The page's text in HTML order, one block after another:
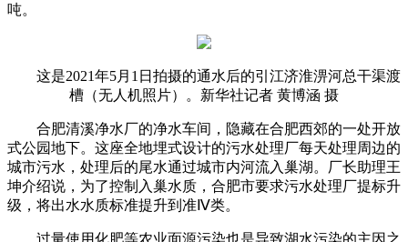
吨。
这是2021年5月1日拍摄的通水后的引江济淮淠河总干渠渡
槽（无人机照片）。新华社记者 黄博涵 摄
合肥清溪净水厂的净水车间，隐藏在合肥西郊的一处开放
式公园地下。这座全地埋式设计的污水处理厂每天处理周边的
城市污水，处理后的尾水通过城市内河流入巢湖。厂长助理王
坤介绍说，为了控制入巢水质，合肥市要求污水处理厂提标升
级，将出水水质标准提升到准Ⅳ类。
过量使用化肥等农业面源污染也是导致湖水污染的主因之